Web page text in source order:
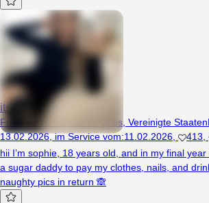
itssophielin
Frau, 20 Jahre, Los Angeles, Vereinigte Staaten
13.02.2026,im Service vom:11.02.2026, 413,
hii I’m sophie, 18 years old, and in my final
a sugar daddy to pay my clothes, nails, and
naughty pics in return 🙈